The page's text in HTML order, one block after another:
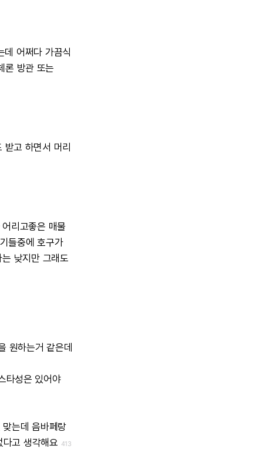
데 어쩌다 가끔식
론 방관 또는
받고 하면서 머리
어리고좋은 매물
들중에 호구가
는 낮지만 그래도
원하는거 같은데
타성은 있어야
맞는데 음바페랑
다고 생각해요 413